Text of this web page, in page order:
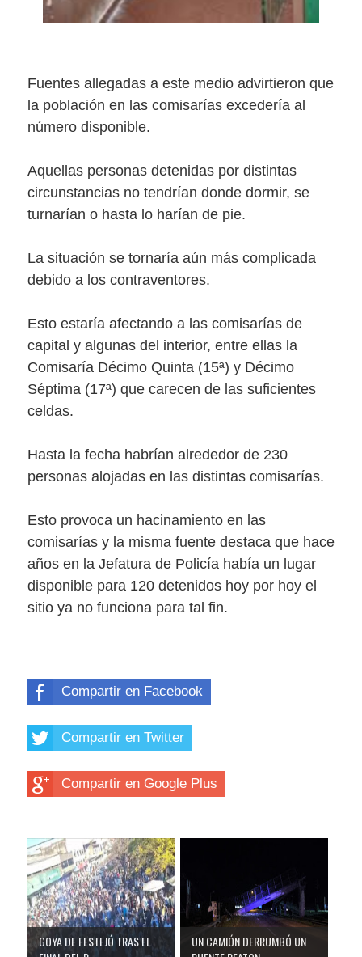
Fuentes allegadas a este medio advirtieron que
la población en las comisarías excedería al
número disponible.
Aquellas personas detenidas por distintas
circunstancias no tendrían donde dormir, se
turnarían o hasta lo harían de pie.
La situación se tornaría aún más complicada
debido a los contraventores.
Esto estaría afectando a las comisarías de
capital y algunas del interior, entre ellas la
Comisaría Décimo Quinta (15ª) y Décimo
Séptima (17ª) que carecen de las suficientes
celdas.
Hasta la fecha habrían alrededor de 230
personas alojadas en las distintas comisarías.
Esto provoca un hacinamiento en las
comisarías y la misma fuente destaca que hace
años en la Jefatura de Policía había un lugar
disponible para 120 detenidos hoy por hoy el
sitio ya no funciona para tal fin.
Compartir en Facebook
Compartir en Twitter
Compartir en Google Plus
GOYA DE FESTEJÓ TRAS EL
UN CAMIÓN DERRUMBÓ UN